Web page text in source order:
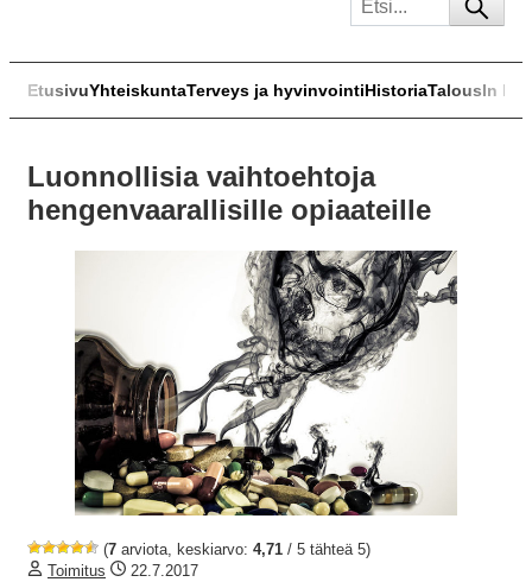
EtusivuYhteiskuntaTerveys ja hyvinvointiHistoriaTalousIn
Luonnollisia vaihtoehtoja
hengenvaarallisille opiaateille
(7 arviota, keskiarvo: 4,71 / 5 tähteä 5)
Toimitus
22.7.2017